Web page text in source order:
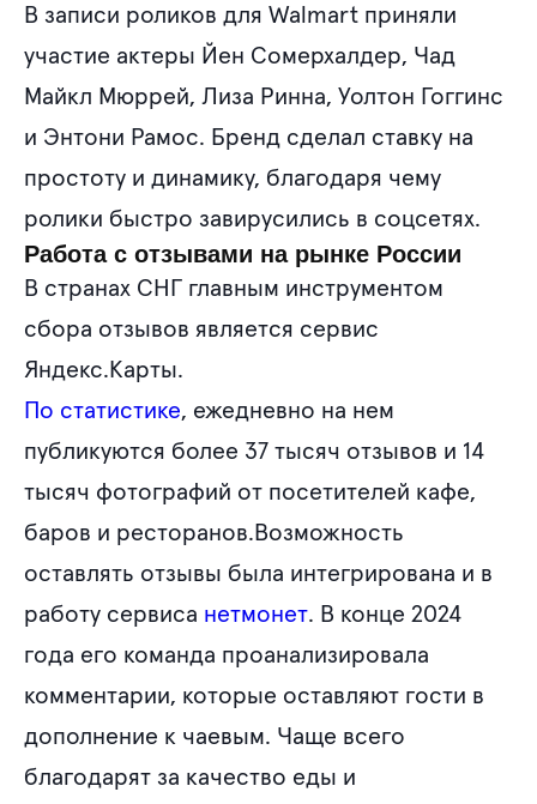
В записи роликов для Walmart приняли
участие актеры Йен Сомерхалдер, Чад
Майкл Мюррей, Лиза Ринна, Уолтон Гоггинс
и Энтони Рамос. Бренд сделал ставку на
простоту и динамику, благодаря чему
ролики быстро завирусились в соцсетях.
Работа с отзывами на рынке России
В странах СНГ главным инструментом
сбора отзывов является сервис
Яндекс.Карты.
По статистике, ежедневно на нем
публикуются более 37 тысяч отзывов и 14
тысяч фотографий от посетителей кафе,
баров и ресторанов.Возможность
оставлять отзывы была интегрирована и в
работу сервиса нетмонет. В конце 2024
года его команда проанализировала
комментарии, которые оставляют гости в
дополнение к чаевым. Чаще всего
благодарят за качество еды и